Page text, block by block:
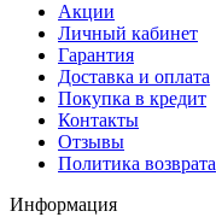
Акции
Личный кабинет
Гарантия
Доставка и оплата
Покупка в кредит
Контакты
Отзывы
Политика возврата
Информация